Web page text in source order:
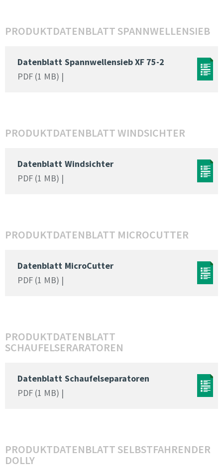
PRODUKTDATENBLATT SPANNWELLENSIEB
Datenblatt Spannwellensieb XF 75-2
PDF (1 MB) |
PRODUKTDATENBLATT WINDSICHTER
Datenblatt Windsichter
PDF (1 MB) |
PRODUKTDATENBLATT MICROCUTTER
Datenblatt MicroCutter
PDF (1 MB) |
PRODUKTDATENBLATT
SCHAUFELSERARATOREN
Datenblatt Schaufelseparatoren
PDF (1 MB) |
PRODUKTDATENBLATT SELBSTFAHRENDER
DOLLY